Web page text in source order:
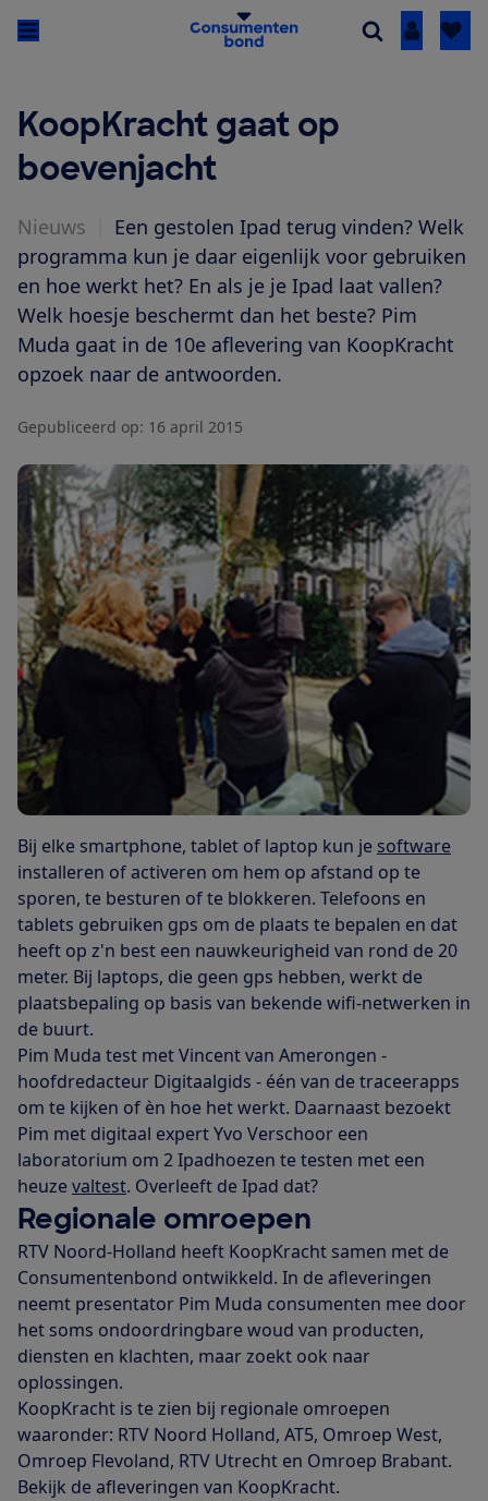
Inloggen
KoopKracht gaat op
boevenjacht
Nieuws
Een gestolen Ipad terug vinden? Welk
programma kun je daar eigenlijk voor gebruiken
en hoe werkt het? En als je je Ipad laat vallen?
Welk hoesje beschermt dan het beste? Pim
Muda gaat in de 10e aflevering van KoopKracht
opzoek naar de antwoorden.
Gepubliceerd op: 16 april 2015
Bij elke smartphone, tablet of laptop kun je software
installeren of activeren om hem op afstand op te
sporen, te besturen of te blokkeren. Telefoons en
tablets gebruiken gps om de plaats te bepalen en dat
heeft op z'n best een nauwkeurigheid van rond de 20
meter. Bij laptops, die geen gps hebben, werkt de
plaatsbepaling op basis van bekende wifi-netwerken in
de buurt.
Pim Muda test met Vincent van Amerongen -
hoofdredacteur Digitaalgids - één van de traceerapps
om te kijken of èn hoe het werkt. Daarnaast bezoekt
Pim met digitaal expert Yvo Verschoor een
laboratorium om 2 Ipadhoezen te testen met een
heuzevaltest. Overleeft de Ipad dat?
Regionale omroepen
RTV Noord-Holland heeft KoopKracht samen met de
Consumentenbond ontwikkeld. In de afleveringen
neemt presentator Pim Muda consumenten mee door
het soms ondoordringbare woud van producten,
diensten en klachten, maar zoekt ook naar
oplossingen.
KoopKracht is te zien bij regionale omroepen
waaronder: RTV Noord Holland, AT5, Omroep West,
Omroep Flevoland, RTV Utrecht en Omroep Brabant.
Bekijk de afleveringen van KoopKracht.